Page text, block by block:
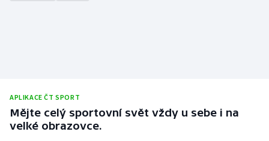
Stolní tenis
Triatlon
APLIKACE ČT SPORT
Mějte celý sportovní svět vždy u sebe i na
velké obrazovce.